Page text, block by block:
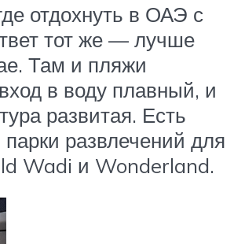
отдохнуть в ОАЭ с
тот же — лучше
Там и пляжи
в воду плавный, и
развитая. Есть
парки развлечений для
Wadi и Wonderland.